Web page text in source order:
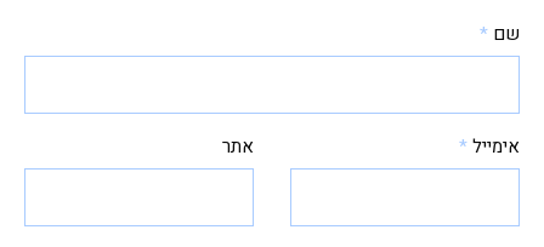
שם *
אימייל* אתר